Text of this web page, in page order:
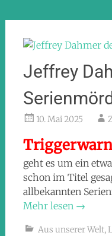
Jeffrey
10. Mai 2025
geht es um ein
schon im Titel
allbekannten
Mehr lesen →
Aus unserer Welt,